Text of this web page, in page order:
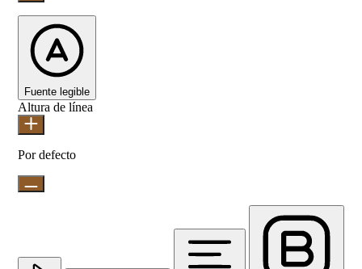
Fuente legible
Altura de línea
Por defecto